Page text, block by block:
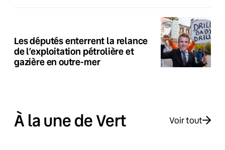
Les députés enterrent la relance
de l’exploitation pétrolière et
gazière en outre-mer
À la une de Vert Voir tout